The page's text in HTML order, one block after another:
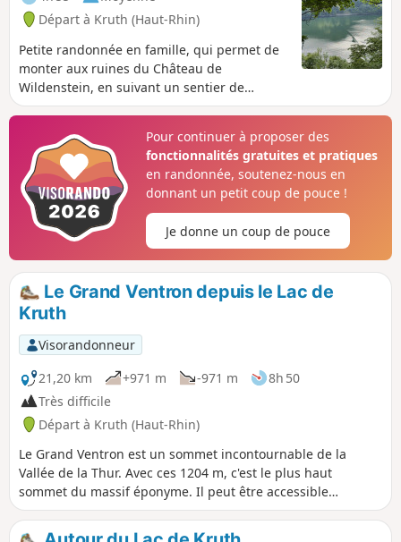
Départ à Kruth (Haut-Rhin)
Petite randonnée en famille, qui permet de
monter aux ruines du Château de
Wildenstein, en suivant un sentier de
découverte jalonné de panneaux explicatifs.
vous attend et à l'arrivée, vous pouvez
profiter du calme de l'endroit en faisant un
petit tour de pédalo ou, pour les plus
sportifs, faire une promenade au milieu des
arbres dans le parc accrobranche juste à
côté du parking.
Pour continuer à proposer des
fonctionnalités gratuites et pratiques
en randonnée, soutenez-nous en
donnant un petit coup de pouce !
Je donne un coup de pouce
Le Grand Ventron depuis le Lac de
Kruth
Visorandonneur
21,20 km
+971 m -971 m
8h 50
Très difficile
Départ à Kruth (Haut-Rhin)
Le Grand Ventron est un sommet incontournable de la
Vallée de la Thur. Avec ces 1204 m, c'est le plus haut
sommet du massif éponyme. Il peut être accessible
directement en voiture, mais aussi à pied depuis le Lac de
Kruth. La randonnée fait passer par les rives du lac, puis la